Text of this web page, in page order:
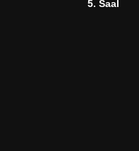
5. Saal